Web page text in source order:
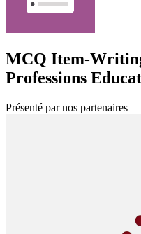
MCQ Item-
Professions
Présenté par nos partenaires